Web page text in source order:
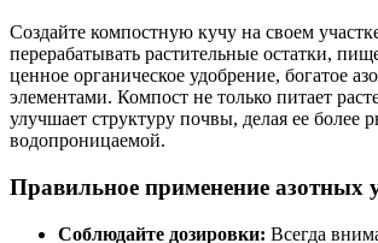
Создайте компостную кучу на своем
перерабатывать растительные остатки,
ценное органическое удобрение, богатое
элементами. Компост не только питает
улучшает структуру почвы, делая ее более
водопроницаемой.
Правильное применение азотных
Соблюдайте дозировки: Всегда